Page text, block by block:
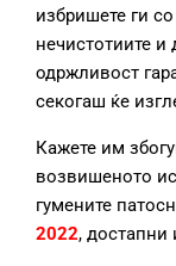
избришете ги
нечистотиите
одржливост
секогаш ќе
Кажете им
возвишеното
гумените
2022, достапни